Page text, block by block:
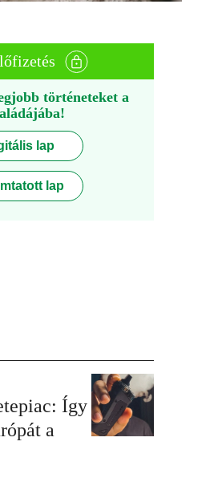
történeteket a
lap
lap
Így
a